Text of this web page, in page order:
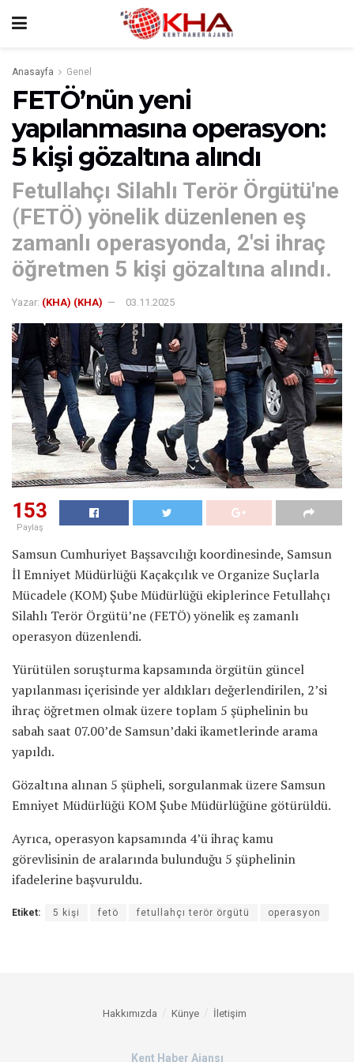
Anasayfa Genel
FETÖ’nün yeni
yapılanmasına operasyon:
5 kişi gözaltına alındı
Fetullahçı Silahlı Terör Örgütü'ne
(FETÖ) yönelik düzenlenen eş
zamanlı operasyonda, 2'si ihraç
öğretmen 5 kişi gözaltına alındı.
Yazar: (KHA) (KHA) 03.11.2025
153
Paylaş
Samsun Cumhuriyet Başsavcılığı koordinesinde, Samsun
İl Emniyet Müdürlüğü Kaçakçılık ve Organize Suçlarla
Mücadele (KOM) Şube Müdürlüğü ekiplerince Fetullahçı
Silahlı Terör Örgütü’ne (FETÖ) yönelik eş zamanlı
operasyon düzenlendi.
Yürütülen soruşturma kapsamında örgütün güncel
yapılanması içerisinde yer aldıkları değerlendirilen, 2’si
ihraç öğretmen olmak üzere toplam 5 şüphelinin bu
sabah saat 07.00’de Samsun’daki ikametlerinde arama
yapıldı.
Gözaltına alınan 5 şüpheli, sorgulanmak üzere Samsun
Emniyet Müdürlüğü KOM Şube Müdürlüğüne götürüldü.
Ayrıca, operasyon kapsamında 4’ü ihraç kamu
görevlisinin de aralarında bulunduğu 5 şüphelinin
ifadelerine başvuruldu.
Etiket: 5 kişi fetö fetullahçı terör örgütü operasyon
Hakkımızda Künye İletişim
Kent Haber Ajansı